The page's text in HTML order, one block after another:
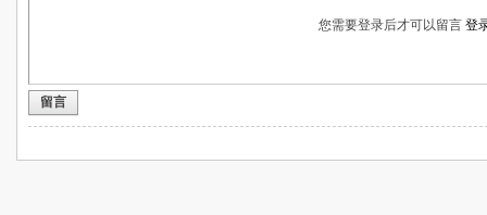
您需要登录后才可以留言登
留言